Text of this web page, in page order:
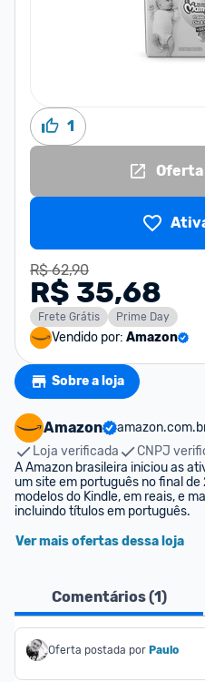
1
R$ 62,90
R$ 35,68
Frete Grátis Prime Day
Vendido por: Amazon
Sobre a loja
Amazon
Loja verificada
CNPJ
A Amazon brasileira iniciou as
um site em português no final
modelos do Kindle, em reais, e
incluindo títulos em português.
Ver mais ofertas dessa loja
Comentários (1)
Oferta postada por Paulo